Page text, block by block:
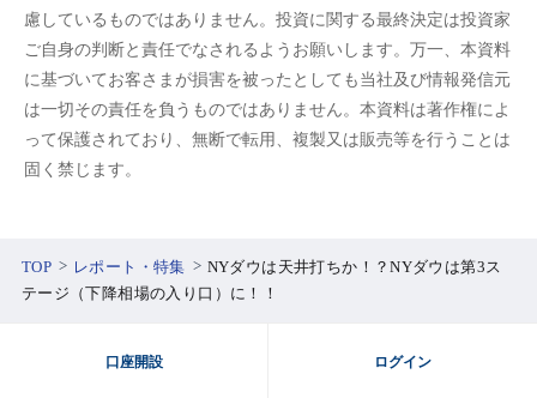
慮しているものではありません。投資に関する最終決定は投資家
ご自身の判断と責任でなされるようお願いします。万一、本資料
に基づいてお客さまが損害を被ったとしても当社及び情報発信元
は一切その責任を負うものではありません。本資料は著作権によ
って保護されており、無断で転用、複製又は販売等を行うことは
固く禁じます。
TOP レポート・特集
NYダウは天井打ちか！？NYダウは第3ス
テージ（下降相場の入り口）に！！
口座開設 ログイン